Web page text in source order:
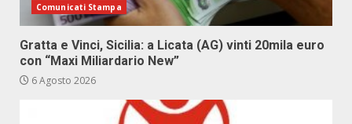
Comunicati Stampa
Gratta e Vinci, Sicilia: a Licata (AG) vinti 20mila euro
con “Maxi Miliardario New”
6 Agosto 2026